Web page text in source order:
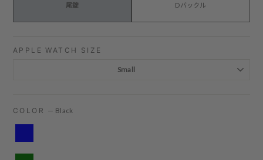
尾錠 Dバックル
APPLE WATCH SIZE
COLOR — Black